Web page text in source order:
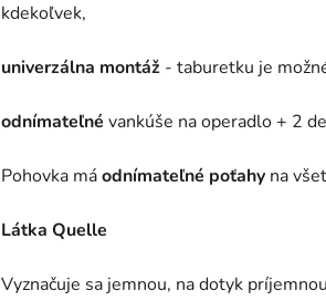
kdekoľvek,
univerzálna montáž - taburetku je
odnímateľné vankúše na operadlo + 2
Pohovka máodnímateľné poťahy na
Látka Quelle
Vyznačuje sa jemnou, na dotyk